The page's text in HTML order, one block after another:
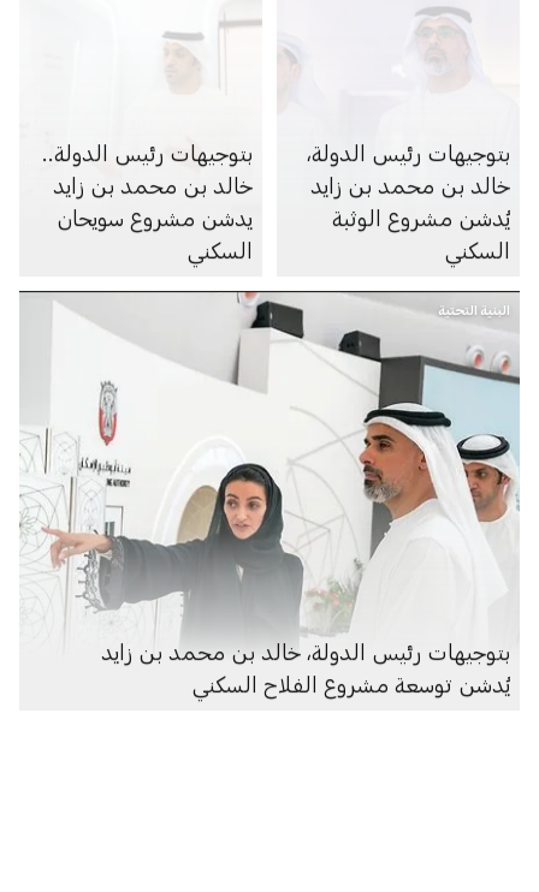
بتوجيهات رئيس الدولة،
خالد بن محمد بن زايد
يُدشن مشروع الوثبة
السكني
بتوجيهات رئيس الدولة..
خالد بن محمد بن زايد
يدشن مشروع سويحان
السكني
البنية التحتية
بتوجيهات رئيس الدولة، خالد بن محمد بن زايد
يُدشن توسعة مشروع الفلاح السكني